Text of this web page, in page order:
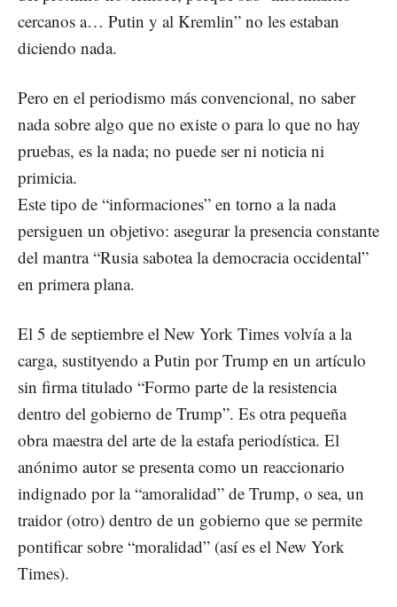
cercanos a… Putin y al Kremlin” no les estaban
diciendo nada.
Pero en el periodismo más convencional, no saber
nada sobre algo que no existe o para lo que no hay
pruebas, es la nada; no puede ser ni noticia ni
primicia.
Este tipo de “informaciones” en torno a la nada
persiguen un objetivo: asegurar la presencia constante
del mantra “Rusia sabotea la democracia occidental”
en primera plana.
El 5 de septiembre el New York Times volvía a la
carga, sustityendo a Putin por Trump en un artículo
sin firma titulado “Formo parte de la resistencia
dentro del gobierno de Trump”. Es otra pequeña
obra maestra del arte de la estafa periodística. El
anónimo autor se presenta como un reaccionario
indignado por la “amoralidad” de Trump, o sea, un
traidor (otro) dentro de un gobierno que se permite
pontificar sobre “moralidad” (así es el New York
Times).